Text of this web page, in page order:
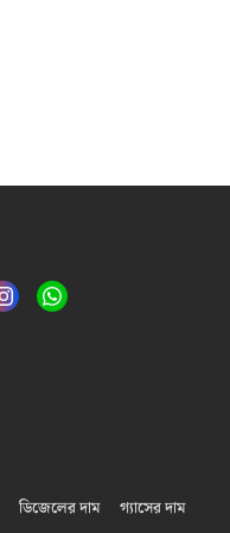
ডিজেলের দাম
গ্যাসের দাম